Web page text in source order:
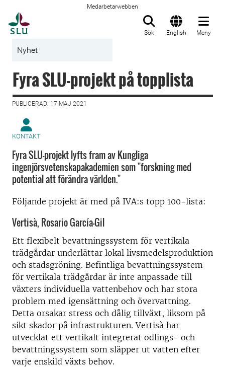
Medarbetarwebben
Sök English Meny
Nyhet
Fyra SLU-projekt på topplista
PUBLICERAD: 17 MAJ 2021
KONTAKT
Fyra SLU-projekt lyfts fram av Kungliga
ingenjörsvetenskapakademien som "forskning med
potential att förändra världen."
Följande projekt är med på IVA:s topp 100-lista:
Vertisà, Rosario García-Gil
Ett flexibelt bevattningssystem för vertikala
trädgårdar underlättar lokal livsmedelsproduktion
och stadsgröning. Befintliga bevattningssystem
för vertikala trädgårdar är inte anpassade till
växters individuella vattenbehov och har stora
problem med igensättning och övervattning.
Detta orsakar stress och dålig tillväxt, liksom på
sikt skador på infrastrukturen. Vertisà har
utvecklat ett vertikalt integrerat odlings- och
bevattningssystem som släpper ut vatten efter
varje enskild växts behov.